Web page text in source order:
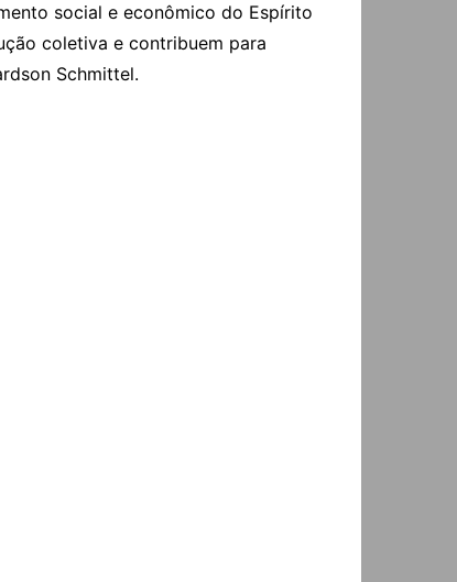
social e econômico do Espírito
coletiva e contribuem para
Schmittel.